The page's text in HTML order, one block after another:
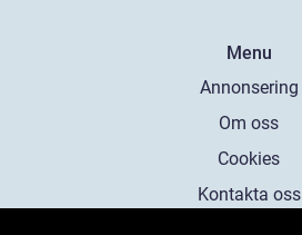
Menu
Annonsering
Om oss
Cookies
Kontakta oss